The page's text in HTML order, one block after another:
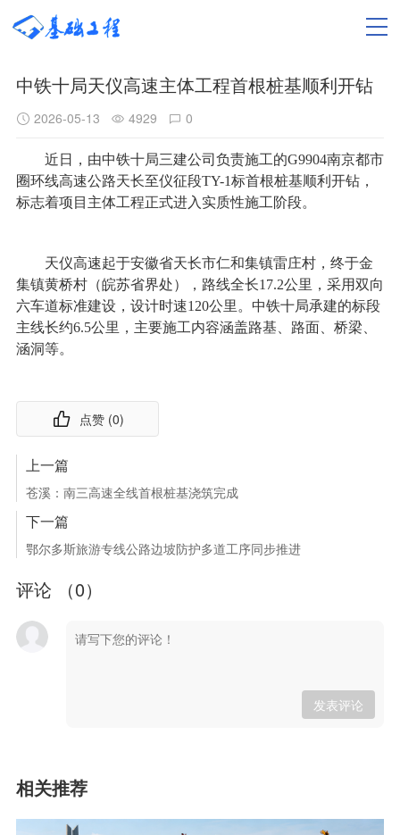
中铁十局天仪高速主体工程首根桩基顺利开钻
2026-05-13 4929 0
近日，由中铁十局三建公司负责施工的G9904南京都市
圈环线高速公路天长至仪征段TY-1标首根桩基顺利开钻，
标志着项目主体工程正式进入实质性施工阶段。
天仪高速起于安徽省天长市仁和集镇雷庄村，终于金
集镇黄桥村（皖苏省界处），路线全长17.2公里，采用双向
六车道标准建设，设计时速120公里。中铁十局承建的标段
主线长约6.5公里，主要施工内容涵盖路基、路面、桥梁、
涵洞等。
点赞 (0)
上一篇
苍溪：南三高速全线首根桩基浇筑完成
下一篇
鄂尔多斯旅游专线公路边坡防护多道工序同步推进
评论 （0）
发表评论
相关推荐